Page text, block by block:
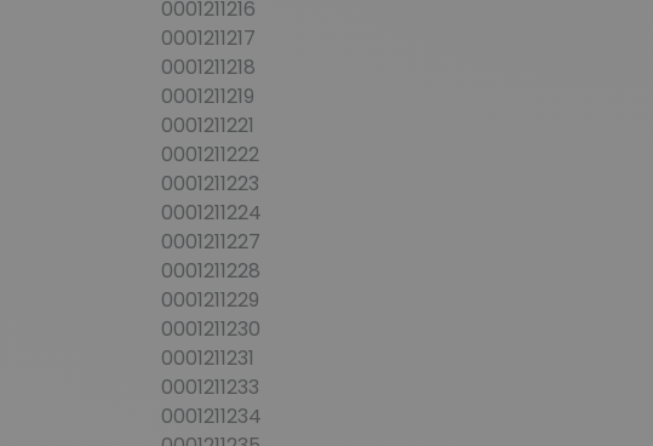
0001211216
0001211217
0001211218
0001211219
0001211221
0001211222
0001211223
0001211224
0001211227
0001211228
0001211229
0001211230
0001211231
0001211233
0001211234